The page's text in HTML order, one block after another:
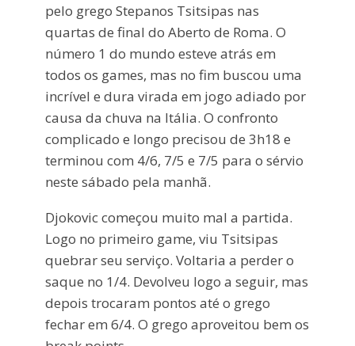
pelo grego Stepanos Tsitsipas nas
quartas de final do Aberto de Roma. O
número 1 do mundo esteve atrás em
todos os games, mas no fim buscou uma
incrível e dura virada em jogo adiado por
causa da chuva na Itália. O confronto
complicado e longo precisou de 3h18 e
terminou com 4/6, 7/5 e 7/5 para o sérvio
neste sábado pela manhã.
Djokovic começou muito mal a partida.
Logo no primeiro game, viu Tsitsipas
quebrar seu serviço. Voltaria a perder o
saque no 1/4. Devolveu logo a seguir, mas
depois trocaram pontos até o grego
fechar em 6/4. O grego aproveitou bem os